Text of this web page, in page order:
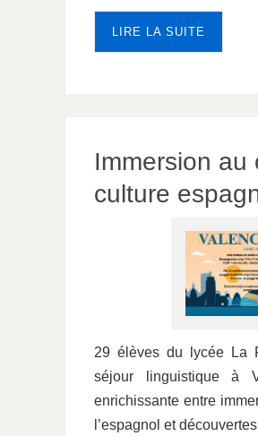
LIRE LA SUITE
Immersion
culture
29 élèves du lycée La
séjour linguistique à
enrichissante entre
l’espagnol et